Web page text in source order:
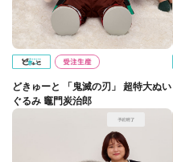
どきゅーと 「鬼滅の刃」 超特大ぬい
ぐるみ 竈門炭治郎